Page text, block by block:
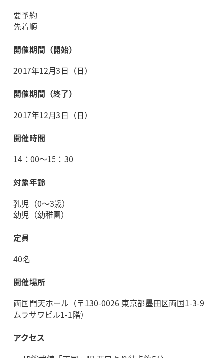
要予約
先着順
開催期間（開始）
2017年12月3日（日）
開催期間（終了）
2017年12月3日（日）
開催時間
14：00～15：30
対象年齢
乳児（0～3歳）
幼児（幼稚園）
定員
40名
開催場所
両国門天ホール（〒130-0026 東京都墨田区両国1-3-9
ムラサワビル1-1階）
アクセス